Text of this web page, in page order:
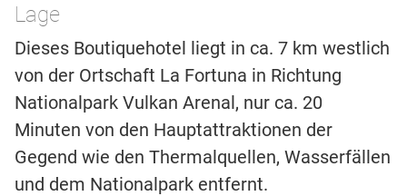
Lage
Dieses Boutiquehotel liegt in ca. 7 km westlich
von der Ortschaft La Fortuna in Richtung
Nationalpark Vulkan Arenal, nur ca. 20
Minuten von den Hauptattraktionen der
Gegend wie den Thermalquellen, Wasserfällen
und dem Nationalpark entfernt.